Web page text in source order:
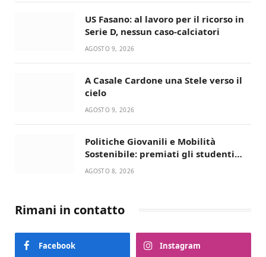
US Fasano: al lavoro per il ricorso in
Serie D, nessun caso-calciatori
AGOSTO 9, 2026
A Casale Cardone una Stele verso il
cielo
AGOSTO 9, 2026
Politiche Giovanili e Mobilità
Sostenibile: premiati gli studenti
universitari del bando “La strada
AGOSTO 8, 2026
Rimani in contatto
Facebook Instagram